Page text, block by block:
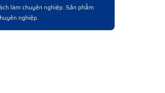
Có người quen giới thiêụ và làm việc qua lấy lô hàng. Về
hoá, giá cả và cách phục vụ khách hàng bài bản chuyên